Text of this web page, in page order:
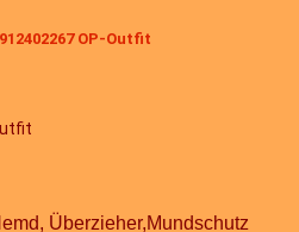
Überzieher,Mundschutz